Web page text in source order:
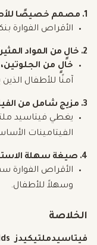
1. مصمم خصيصًا للأطفال
الأقراص الفوارة
2. خالٍ من المواد المثيرة للحساسية
خالٍ من الجلوتين،
آمنًا للأطفال
3. مزيج شامل من الفيتامينات
يغطي فيتاسيد
الفيتامينات
4. صيغة سهلة الاستخدام
الأقراص الفوارة
وسهلاً للأطفال.
الخلاصة
فيتاسيدملتيكيدزVitaCed MultiKids